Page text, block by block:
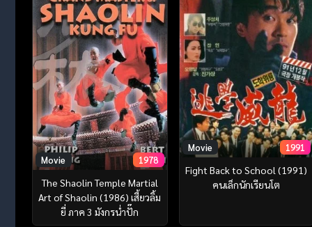
Movie 1978
The Shaolin Temple Martial
Art of Shaolin (1986) เสี้ยวลิ้ม
ยี่ ภาค 3 มังกรน่ำปั๊ก
Movie 1991
Fight Back to School (1991)
คนเล็กนักเรียนโต